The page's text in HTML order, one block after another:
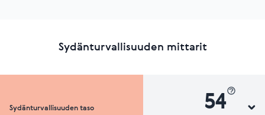
Sydänturvallisuuden mittarit
Sydänturvallisuuden taso 54